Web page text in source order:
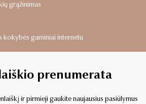
grąžinimas
kokybės gaminiai internetu
prenumerata
ir pirmieji gaukite naujausius pasiūlymus